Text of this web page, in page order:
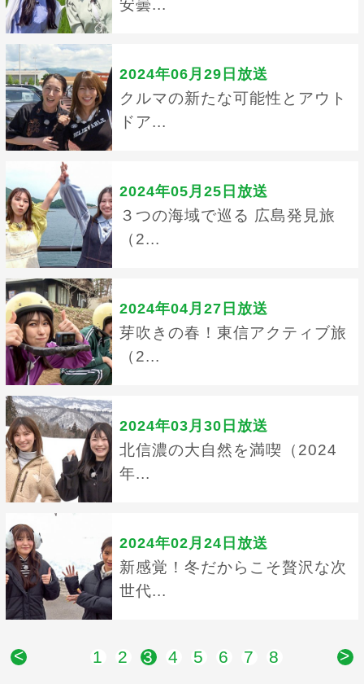
安曇...
2024年06月29日放送
クルマの新たな可能性とアウト
ドア...
2024年05月25日放送
３つの海域で巡る 広島発見旅
（2...
2024年04月27日放送
芽吹きの春！東信アクティブ旅
（2...
2024年03月30日放送
北信濃の大自然を満喫（2024
年...
2024年02月24日放送
新感覚！冬だからこそ贅沢な次
世代...
< 1 2 3 4 5 6 7 8 >